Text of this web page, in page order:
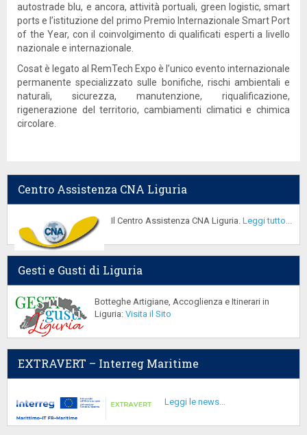
autostrade blu, e ancora, attività portuali, green logistic, smart
ports e l’istituzione del primo Premio Internazionale Smart Port
of the Year, con il coinvolgimento di qualificati esperti a livello
nazionale e internazionale.
Cosat è legato al RemTech Expo è l’unico evento internazionale
permanente specializzato sulle bonifiche, rischi ambientali e
naturali, sicurezza, manutenzione, riqualificazione,
rigenerazione del territorio, cambiamenti climatici e chimica
circolare.
Centro Assistenza CNA Liguria
Il Centro Assistenza CNA Liguria. Leggi tutto...
Gesti e Gusti di Liguria
Botteghe Artigiane, Accoglienza e Itinerari in
Liguria: Visita il Sito
EXTRAVERT – Interreg Maritime
Leggi le news...